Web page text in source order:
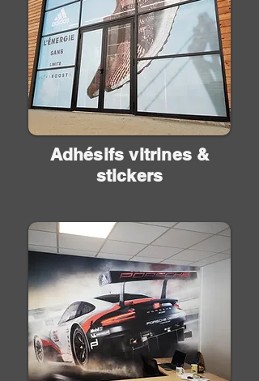
Adhésifs vitrines &
stickers